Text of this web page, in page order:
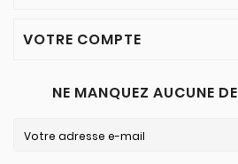
VOTRE COMPTE
NE MANQUEZ AUCUNE